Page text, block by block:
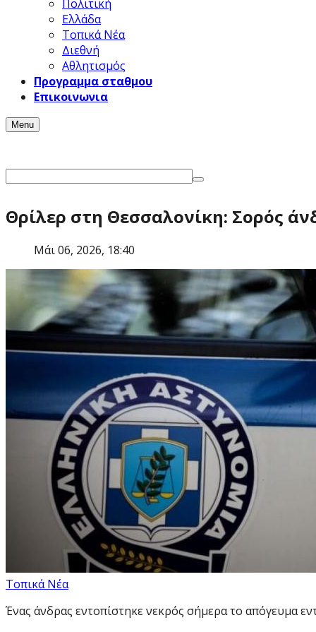
Πολιτική
Ελλάδα
Τοπικά Νέα
Διεθνή
Αθλητισμός
Προγραμμα σταθμου
Επικοινωνια
Menu
Θρίλερ στη Θεσσαλονίκη: Σορός
Μάι 06, 2026, 18:40
Τοπικά Νέα
Ένας άνδρας εντοπίστηκε νεκρός σήμερα το απόγευμα